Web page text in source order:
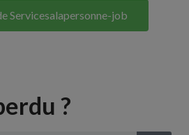
Servicesalapersonne-job
?